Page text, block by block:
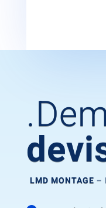
LMD MONTAGE –